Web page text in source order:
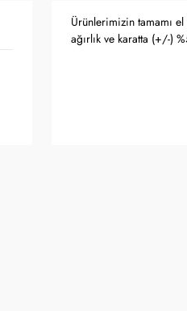
Ürünlerimizin tamamı
ağırlık ve karatta (+/-)